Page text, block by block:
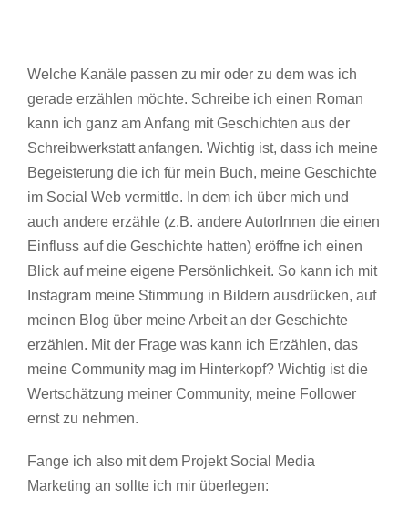
Welche Kanäle passen zu mir oder zu dem was ich
gerade erzählen möchte. Schreibe ich einen Roman
kann ich ganz am Anfang mit Geschichten aus der
Schreibwerkstatt anfangen. Wichtig ist, dass ich meine
Begeisterung die ich für mein Buch, meine Geschichte
im Social Web vermittle. In dem ich über mich und
auch andere erzähle (z.B. andere AutorInnen die einen
Einfluss auf die Geschichte hatten) eröffne ich einen
Blick auf meine eigene Persönlichkeit. So kann ich mit
Instagram meine Stimmung in Bildern ausdrücken, auf
meinen Blog über meine Arbeit an der Geschichte
erzählen. Mit der Frage was kann ich Erzählen, das
meine Community mag im Hinterkopf? Wichtig ist die
Wertschätzung meiner Community, meine Follower
ernst zu nehmen.
Fange ich also mit dem Projekt Social Media
Marketing an sollte ich mir überlegen: